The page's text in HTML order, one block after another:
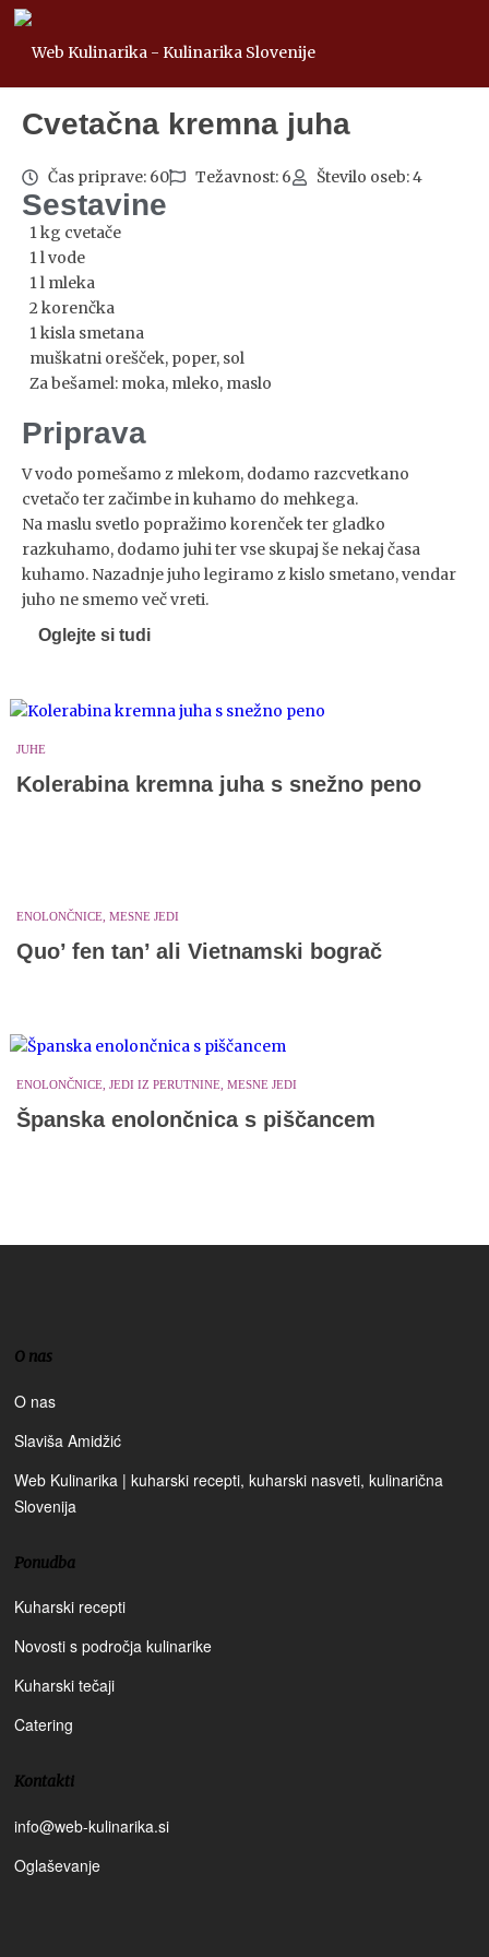
Cvetačna kremna juha
Čas priprave: 60 Težavnost: 6 Število oseb: 4
Sestavine
1 kg cvetače
1 l vode
1 l mleka
2 korenčka
1 kisla smetana
muškatni orešček, poper, sol
Za bešamel: moka, mleko, maslo
Priprava
V vodo pomešamo z mlekom, dodamo razcvetkano
cvetačo ter začimbe in kuhamo do mehkega.
Na maslu svetlo popražimo korenček ter gladko
razkuhamo, dodamo juhi ter vse skupaj še nekaj časa
kuhamo. Nazadnje juho legiramo z kislo smetano, vendar
juho ne smemo več vreti.
Oglejte si tudi
JUHE
Kolerabina kremna juha s snežno peno
ENOLONČNICE, MESNE JEDI
Quo’ fen tan’ ali Vietnamski bograč
ENOLONČNICE, JEDI IZ PERUTNINE, MESNE JEDI
Španska enolončnica s piščancem
O nas
O nas
Slaviša Amidžić
Web Kulinarika | kuharski recepti, kuharski nasveti, kulinarična
Slovenija
Ponudba
Kuharski recepti
Novosti s področja kulinarike
Kuharski tečaji
Catering
Kontakti
info@web-kulinarika.si
Oglaševanje